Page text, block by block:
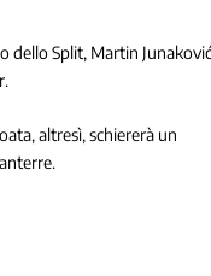
dello Split, Martin
altresì, schiererà un